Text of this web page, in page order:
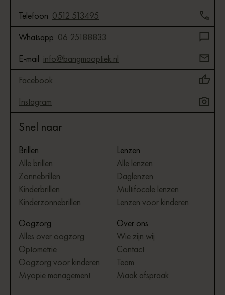
Telefoon 0512 513495
Whatsapp 06 25188833
E-mail info@bangmaoptiek.nl
Facebook
Instagram
Snel naar
Brillen
Alle brillen
Zonnebrillen
Kinderbrillen
Kinderzonnebrillen
Lenzen
Alle lenzen
Daglenzen
Multifocale lenzen
Lenzen voor kinderen
Oogzorg
Alles over oogzorg
Optometrie
Oogzorg voor kinderen
Myopie management
Over ons
Wie zijn wij
Contact
Team
Maak afspraak